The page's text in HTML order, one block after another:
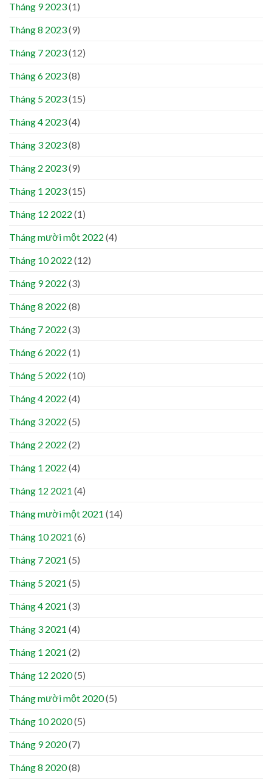
Tháng 9 2023(1)
Tháng 8 2023(9)
Tháng 7 2023(12)
Tháng 6 2023(8)
Tháng 5 2023(15)
Tháng 4 2023(4)
Tháng 3 2023(8)
Tháng 2 2023(9)
Tháng 1 2023(15)
Tháng 12 2022 (1)
Tháng mười một 2022 (4)
Tháng 10 2022 (12)
Tháng 9 2022 (3)
Tháng 8 2022 (8)
Tháng 7 2022 (3)
Tháng 6 2022 (1)
Tháng 5 2022 (10)
Tháng 4 2022 (4)
Tháng 3 2022 (5)
Tháng 2 2022 (2)
Tháng 1 2022 (4)
Tháng 12 2021 (4)
Tháng mười một 2021 (14)
Tháng 10 2021 (6)
Tháng 7 2021 (5)
Tháng 5 2021 (5)
Tháng 4 2021 (3)
Tháng 3 2021 (4)
Tháng 1 2021 (2)
Tháng 12 2020(5)
Tháng mười một 2020(5)
Tháng 10 2020(5)
Tháng 9 2020(7)
Tháng 8 2020(8)